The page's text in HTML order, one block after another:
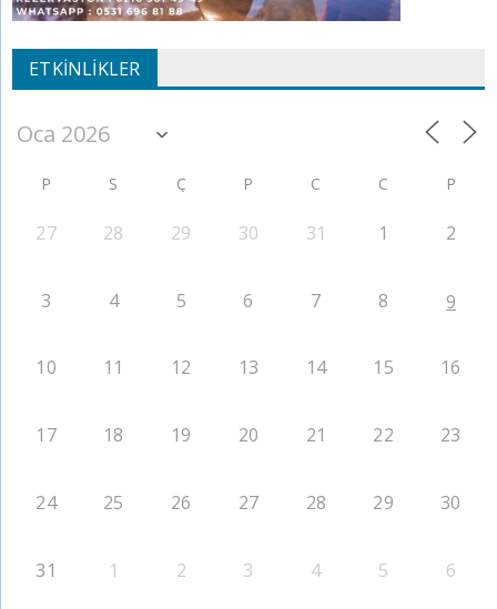
ETKINLIKLER
P S Ç P C C P
27 28 29 30 31 1 2
3 4 5 6 7 8 9
10 11 12 13 14 15 16
17 18 19 20 21 22 23
24 25 26 27 28 29 30
31 1 2 3 4 5 6